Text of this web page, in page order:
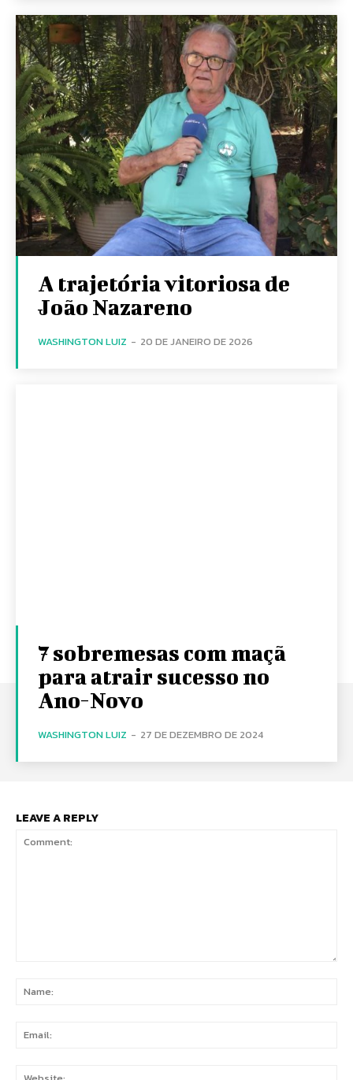
A trajetória vitoriosa de
João Nazareno
WASHINGTON LUIZ - 20 DE JANEIRO DE 2026
7 sobremesas com maçã
para atrair sucesso no
Ano-Novo
WASHINGTON LUIZ - 27 DE DEZEMBRO DE 2024
LEAVE A REPLY